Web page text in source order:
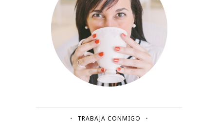
TRABAJA CONMIGO